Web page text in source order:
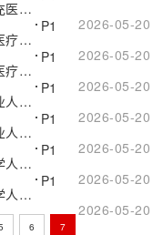
中华联合财产保险股份有限公司社保补充医疗保险C款（互联网专属）
2026-05-20
中华联合财产保险股份有限公司门急诊医疗保险E款（互联网专属）
P1
2026-05-20
中华联合财产保险股份有限公司门急诊医疗保险（E款）
P1
2026-05-20
中华联合财产保险股份有限公司灵活就业人员意外伤害保险（互联网专属）
P1
2026-05-20
中华联合财产保险股份有限公司灵活就业人员意外伤害保险
P1
2026-05-20
中华联合财产保险股份有限公司境外留学人员医疗保险附加意外伤害保险
P1
2026-05-20
中华联合财产保险股份有限公司境外留学人员医疗保险附加全球紧急救援保险
P1
2026-05-20
6
7